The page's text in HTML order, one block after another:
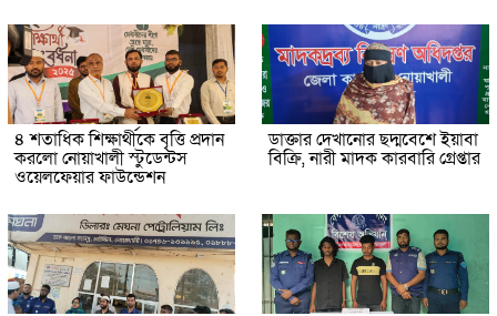
৪ শতাধিক শিক্ষার্থীকে বৃত্তি প্রদান
করলো নোয়াখালী স্টুডেন্টস
ওয়েলফেয়ার ফাউন্ডেশন
ডাক্তার দেখানোর ছদ্মবেশে ইয়াবা
বিক্রি, নারী মাদক কারবারি গ্রেপ্তার